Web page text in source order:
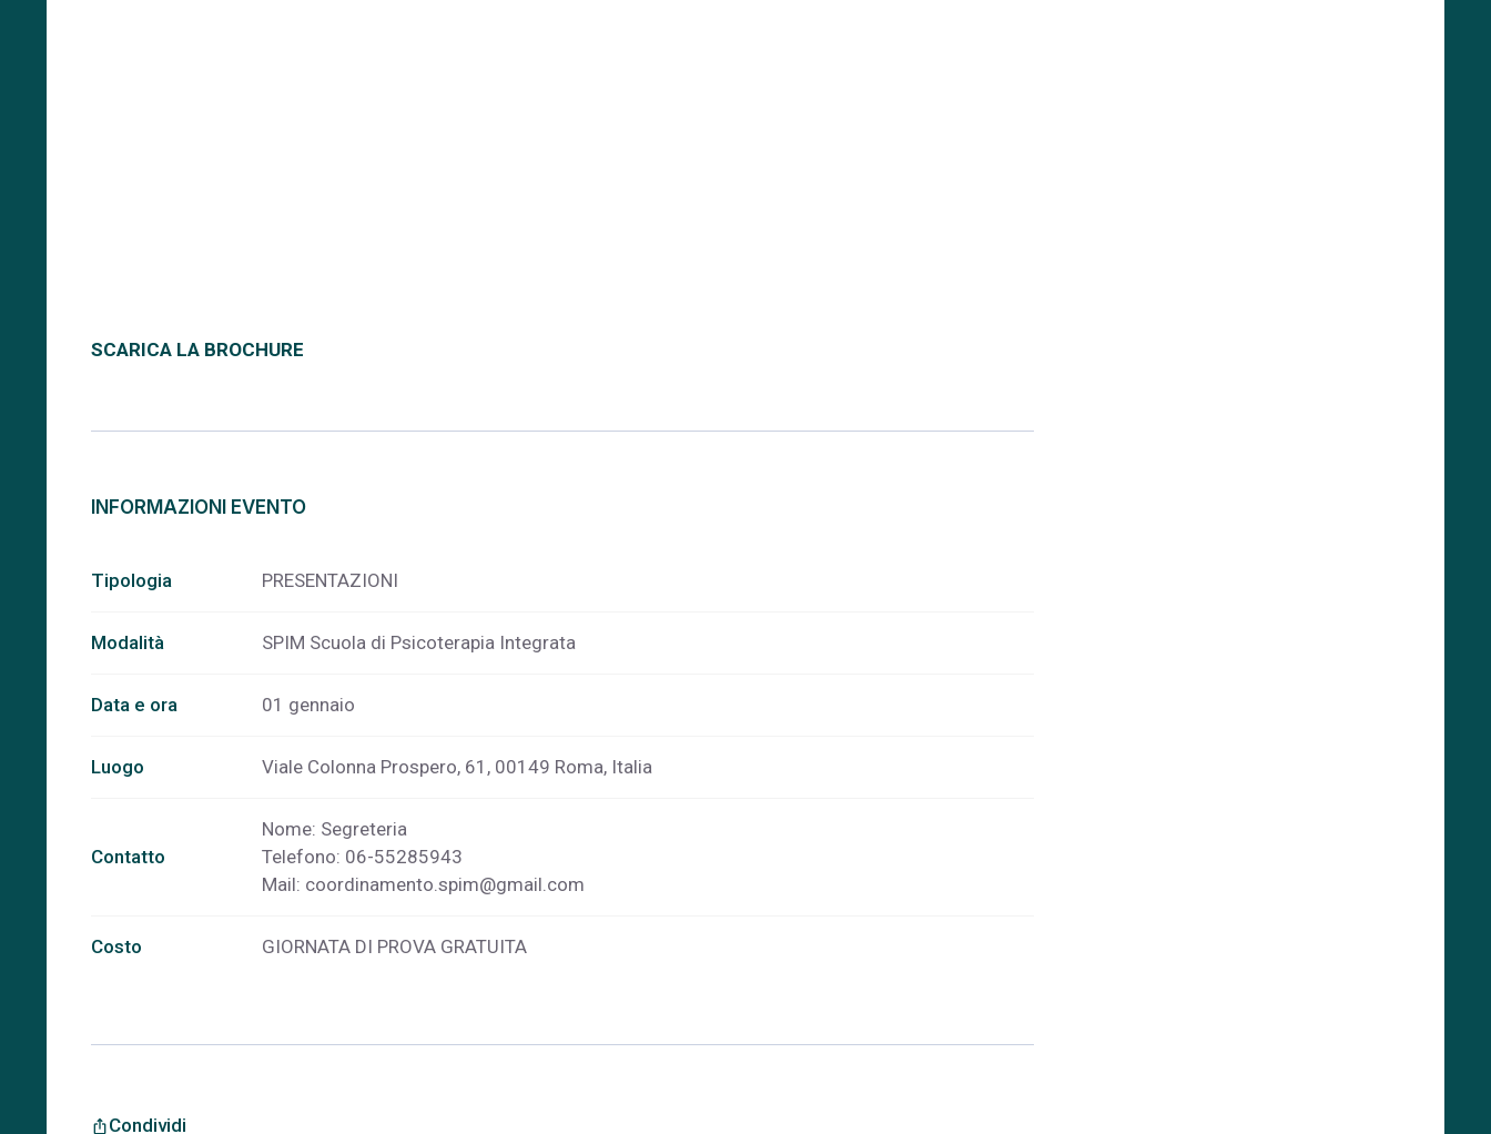
SCARICA LA BROCHURE
INFORMAZIONI EVENTO
Tipologia PRESENTAZIONI
Modalità SPIM Scuola di Psicoterapia Integrata
Data e ora 01 gennaio
Luogo Viale Colonna Prospero, 61, 00149 Roma, Italia
Contatto
Nome: Segreteria
Telefono: 06-55285943
Mail: coordinamento.spim@gmail.com
Costo GIORNATA DI PROVA GRATUITA
ios_shareCondividi